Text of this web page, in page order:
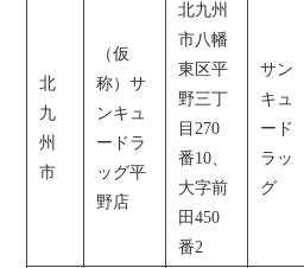
北
九
州
市
（仮
称）サ
ンキュ
ードラ
ッグ平
野店
北九州
市八幡
東区平
野三丁
目270
番10、
大字前
田450
番2
サン
キュ
ード
ラッ
グ